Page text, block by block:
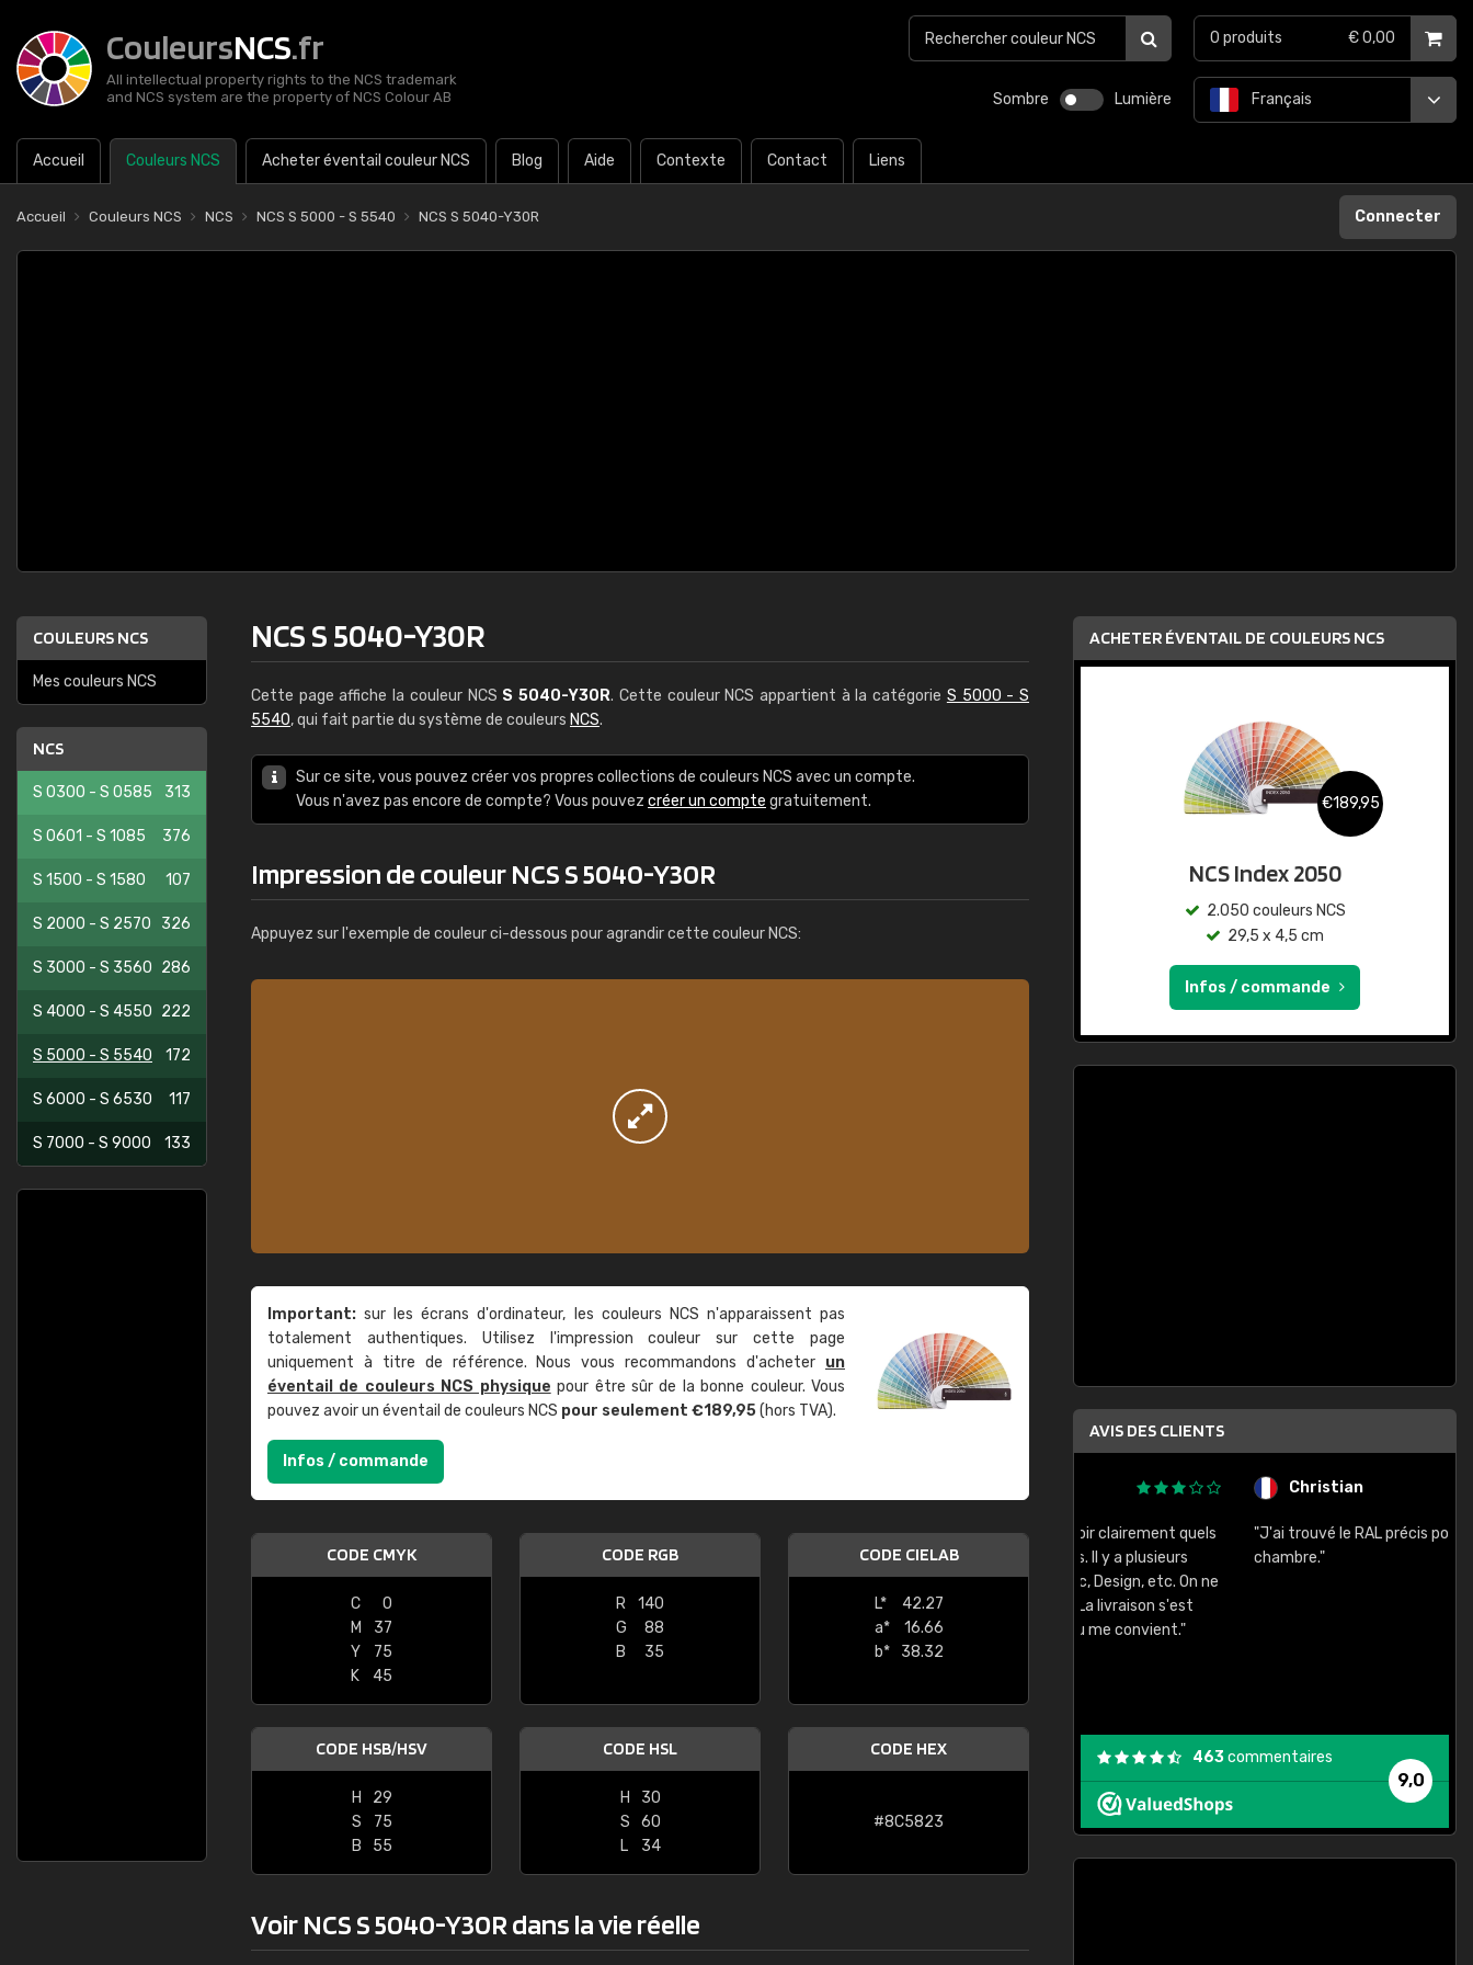
CouleursNCS.fr
All intellectual property rights to the NCS trademark
and NCS system are the property of NCS Colour AB
Sombre Lumière
Accueil Couleurs NCS Acheter éventail couleur NCS Blog Aide Contexte Contact Liens
Français
0 produits € 0,00
Accueil Couleurs NCS NCS NCS S 5000 - S 5540 NCS S 5040-Y30R Connecter
COULEURS NCS
Mes couleurs NCS
NCS
S 0300 - S 0585 313
S 0601 - S 1085 376
S 1500 - S 1580 107
S 2000 - S 2570 326
S 3000 - S 3560 286
S 4000 - S 4550 222
S 5000 - S 5540 172
S 6000 - S 6530 117
S 7000 - S 9000 133
NCS S 5040-Y30R
Cette page affiche la couleur NCS S 5040-Y30R. Cette couleur NCS appartient à la catégorie S 5000 - S
5540, qui fait partie du système de couleurs NCS.
Sur ce site, vous pouvez créer vos propres collections de couleurs NCS avec un compte.
Vous n'avez pas encore de compte? Vous pouvez créer un compte gratuitement.
Impression de couleur NCS S 5040-Y30R
Appuyez sur l'exemple de couleur ci-dessous pour agrandir cette couleur NCS:
Important: sur les écrans d'ordinateur, les couleurs NCS n'apparaissent pas
totalement authentiques. Utilisez l'impression couleur sur cette page
uniquement à titre de référence. Nous vous recommandons d'acheter un
éventail de couleurs NCS physique pour être sûr de la bonne couleur. Vous
pouvez avoir un éventail de couleurs NCS pour seulement €189,95(hors TVA).
Infos / commande
CODE CMYK
C
0
M
37
Y
75
K
45
CODE RGB
R
140
G
88
B
35
CODE CIELAB
L*
42.27
a*
16.66
b*
38.32
CODE HSB/HSV
H
29
S
75
B
55
CODE HSL
H
30
S
60
L
34
CODE HEX
#8C5823
Voir NCS S 5040-Y30R dans la vie réelle
ACHETER ÉVENTAIL DE COULEURS NCS
€189,95
NCS Index 2050
2.050 couleurs NCS
29,5 x 4,5 cm
Infos / commande
AVIS DES CLIENTS
"Le site ne permet pas de voir clairement quels
sont les produits disponibles. Il y a plusieurs
palettes de couleurs: Classic, Design, etc. On ne
comprend pas qui est quoi. La livraison s'est
bien passé et le produit reçu me convient."
Christian
"J'ai trouvé le RAL précis pour le ton de ma
chambre."
9,0
463commentaires